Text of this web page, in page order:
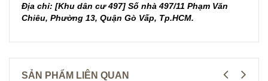
Địa chỉ: [Khu dân cư 497] Số nhà 497/11 Phạm Văn
Chiêu, Phường 13, Quận Gò Vấp, Tp.HCM.
SẢN PHẨM LIÊN QUAN